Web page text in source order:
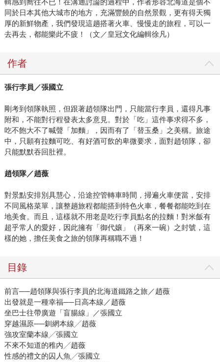
輯感到嚮往不已！在溝通討論的過程中，作者形容北海道是個不
同於日本其他大城市的地方，充滿豐饒的自然景觀，更有得天獨
厚的新鮮物產，我們發現這趟搭著火車、慢慢走的旅程，可以一
去再去，都能樂此不疲！（文／皇冠文化編輯徐凡）
作者
張行李員／張國立
剛考到領隊執照，但跟著趙領隊出門，只能當行李員，還得凡事
附和，不能對行程發表太多意見。對於「吃」這件事求得不多，
吃不飽大不了喊聲「加麵」，因而有了「替玉桑」之美稱。旅途
中，只願有拉麵可吃、有好酒可飲的卑微要求，面對趙領隊，卻
只能默默吞回肚裡。
趙領隊／趙薇
對景點安排別具慧心，沿途控管轉車時間，掃遍火車便當，安排
不同風格菜單，讓整趟旅程都能搭到特色火車，餐餐都能吃到在
地美食。而且，這樣就不用老是吃行李員點名的拉麵！對米飯有
超乎常人的愛好，因此擁有「御代孃」（再來一碗）之封號，這
樣的她，擔任美食之旅的領隊再稱職不過！
目錄
前言──趙領隊與張行李員的北海道鐵路之旅／趙薇
出發就是一種幸福──日高本線／趙薇
坐巴士往帶廣遊「盲腸線」／張國立
穿越濕原──釧網本線╱趙薇
強攻室蘭本線╱張國立
不來不知道的稚內╱趙薇
性感的禮文的囚人魚╱張國立